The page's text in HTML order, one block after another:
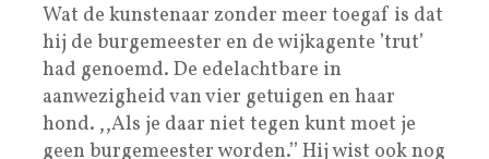
Wat de kunstenaar zonder meer toegaf is dat
hij de burgemeester en de wijkagente ’trut’
had genoemd. De edelachtbare in
aanwezigheid van vier getuigen en haar
hond. ,,Als je daar niet tegen kunt moet je
geen burgemeester worden.’’ Hij wist ook nog